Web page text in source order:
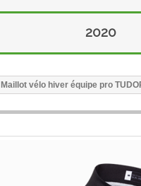
2020
Maillot vélo hiver équipe pro